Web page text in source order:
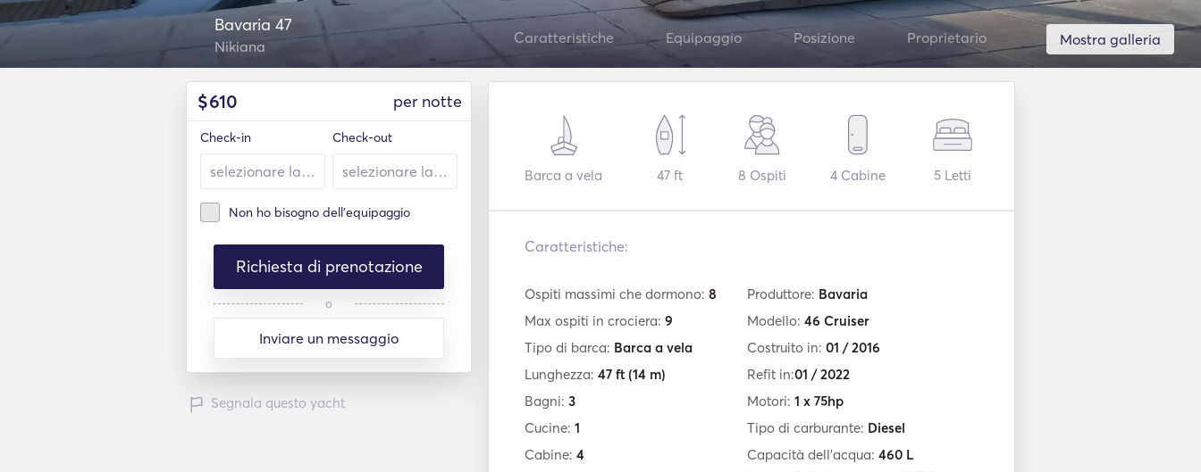
Mostra galleria
Bavaria 47
Nikiana Caratteristiche Equipaggio Posizione Proprietario
$610 per notte
Check-in Check-out
Non ho bisogno dell'equipaggio
Richiesta di prenotazione
o
Inviare un messaggio
Segnala questo yacht
Barca a vela 47 ft 8 Ospiti 4Cabine 5Letti
Caratteristiche:
Ospiti massimi che dormono: 8
Max ospiti in crociera: 9
Tipo di barca: Barca a vela
Lunghezza: 47 ft (14 m)
Bagni: 3
Cucine: 1
Cabine: 4
Produttore: Bavaria
Modello: 46 Cruiser
Costruito in: 01 / 2016
Refit in:01 / 2022
Motori: 1 x 75hp
Tipo di carburante: Diesel
Capacità dell'acqua: 460 L